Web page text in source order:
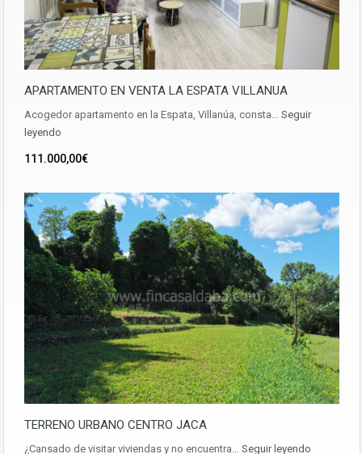
APARTAMENTO EN VENTA LA ESPATA VILLANUA
Acogedor apartamento en la Espata, Villanúa, consta… Seguir
leyendo
111.000,00€
TERRENO URBANO CENTRO JACA
¿Cansado de visitar viviendas y no encuentra… Seguir leyendo